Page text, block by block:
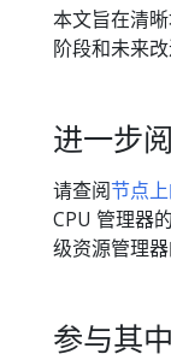
本文旨在清
阶段和未来改
进一步
请查阅节点
CPU 管理器
级资源管理器
参与其中